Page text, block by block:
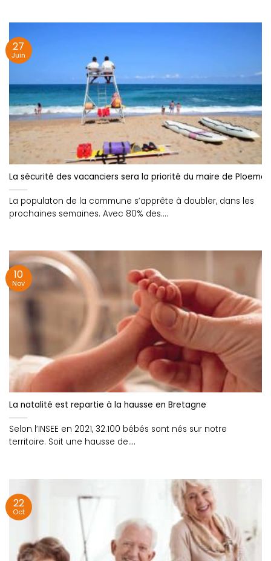
La sécurité des vacanciers sera la priorité du maire de
La populaton de la commune s’apprête à doubler, dans les
prochaines semaines. Avec 80% des....
27
Juin
La natalité est repartie à la hausse en Bretagne
Selon l’INSEE en 2021, 32.100 bébés sont nés sur notre
territoire. Soit une hausse de....
10
Nov
22
Oct